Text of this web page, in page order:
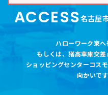
ACCESS名古屋
ハローワーク東
もしくは、猪高車庫交差
ショッピングセンターコス
向かいです